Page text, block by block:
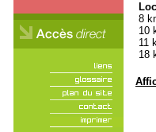
8
10
11
18